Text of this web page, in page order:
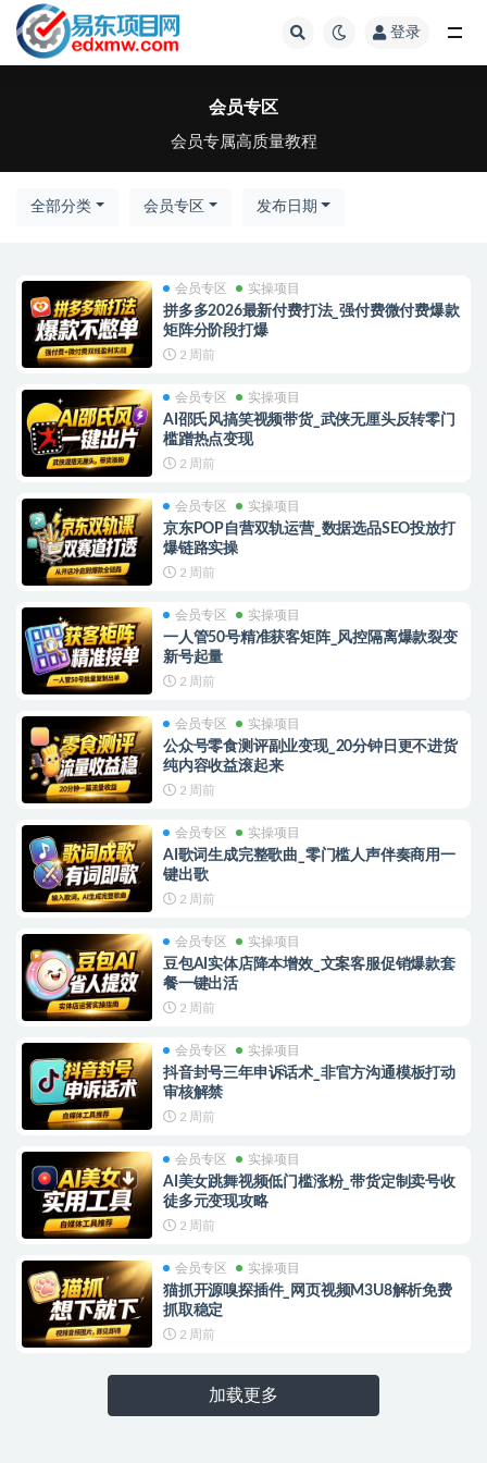
登录
会员专区
会员专属高质量教程
全部分类 会员专区 发布日期
会员专区 实操项目
拼多多2026最新付费打法_强付费微付费爆款
矩阵分阶段打爆
2 周前
会员专区 实操项目
AI邵氏风搞笑视频带货_武侠无厘头反转零门
槛蹭热点变现
2 周前
会员专区 实操项目
京东POP自营双轨运营_数据选品SEO投放打
爆链路实操
2 周前
会员专区 实操项目
一人管50号精准获客矩阵_风控隔离爆款裂变
新号起量
2 周前
会员专区 实操项目
公众号零食测评副业变现_20分钟日更不进货
纯内容收益滚起来
2 周前
会员专区 实操项目
AI歌词生成完整歌曲_零门槛人声伴奏商用一
键出歌
2 周前
会员专区 实操项目
豆包AI实体店降本增效_文案客服促销爆款套
餐一键出活
2 周前
会员专区 实操项目
抖音封号三年申诉话术_非官方沟通模板打动
审核解禁
2 周前
会员专区 实操项目
AI美女跳舞视频低门槛涨粉_带货定制卖号收
徒多元变现攻略
2 周前
会员专区 实操项目
猫抓开源嗅探插件_网页视频M3U8解析免费
抓取稳定
2 周前
加载更多